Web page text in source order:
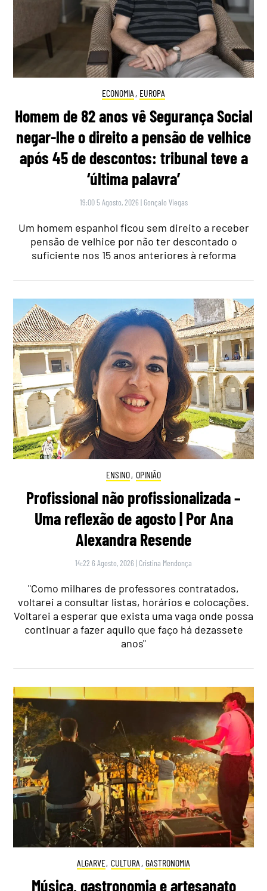
ECONOMIA , EUROPA
Homem de 82 anos vê Segurança Social
negar-lhe o direito a pensão de velhice
após 45 de descontos: tribunal teve a
‘última palavra’
19:00 5 Agosto, 2026 | Gonçalo Viegas
Um homem espanhol ficou sem direito a receber
pensão de velhice por não ter descontado o
suficiente nos 15 anos anteriores à reforma
ENSINO, OPINIÃO
Profissional não profissionalizada –
Uma reflexão de agosto | Por Ana
Alexandra Resende
14:22 6 Agosto, 2026 | Cristina Mendonça
"Como milhares de professores contratados,
voltarei a consultar listas, horários e colocações.
Voltarei a esperar que exista uma vaga onde possa
continuar a fazer aquilo que faço há dezassete
anos"
ALGARVE, CULTURA , GASTRONOMIA
Música, gastronomia e artesanato